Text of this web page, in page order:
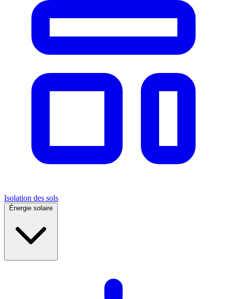
Isolation des sols